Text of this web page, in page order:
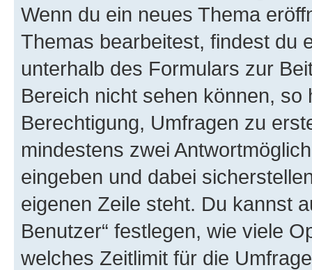
Wenn du ein neues Thema
Themas bearbeitest, findest du
unterhalb des Formulars zur
Bereich nicht sehen können,
Berechtigung, Umfragen zu
mindestens zwei
eingeben und dabei
eigenen Zeile steht. Du kannst
Benutzer“ festlegen, wie viele
welches Zeitlimit für die